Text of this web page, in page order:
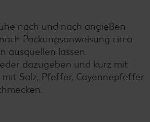
nach und nach angießen
Packungsanweisung circa
ausquellen lassen.
dazugeben und kurz mit
Salz, Pfeffer, Cayennepfeffer